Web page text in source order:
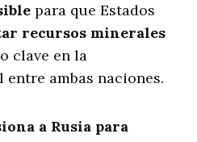
para que Estados
recursos minerales
clave en la
ambas naciones.
a Rusia para